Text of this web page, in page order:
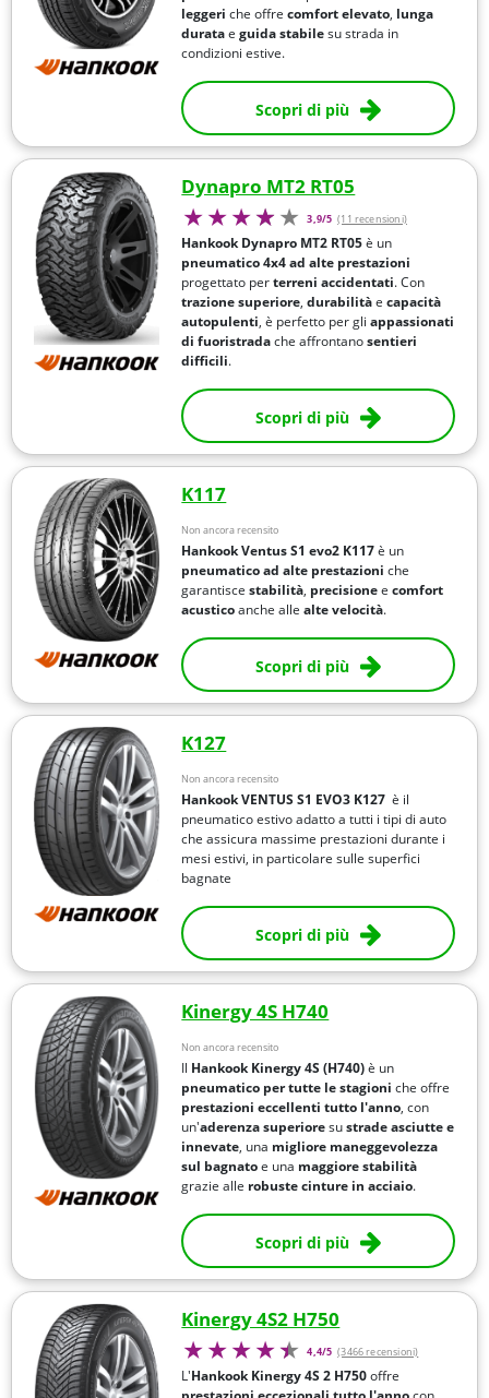
leggeri che offrecomfort elevato, lunga
durataeguida stabilesu strada in
condizioni estive.
Scopri di più
Dynapro MT2 RT05
3,9/5 (11 recensioni)
Hankook Dynapro MT2 RT05è un
pneumatico 4x4 ad alte prestazioni
progettato perterreni accidentati. Con
trazione superiore,durabilitàecapacità
autopulenti, è perfetto per gliappassionati
di fuoristradache affrontanosentieri
difficili.
Scopri di più
K117
Non ancora recensito
Hankook Ventus S1 evo2 K117è un
pneumatico ad alte prestazioni che
garantiscestabilità, precisioneecomfort
acusticoanche allealte velocità.
Scopri di più
K127
Non ancora recensito
Hankook VENTUS S1 EVO3 K127 è il
pneumatico estivo adatto a tutti i tipi di auto
che assicura massime prestazioni durante i
mesi estivi, in particolare sulle superfici
bagnate
Scopri di più
Kinergy 4S H740
Non ancora recensito
Il Hankook Kinergy 4S (H740)è un
pneumatico per tutte le stagioni che offre
prestazioni eccellenti tutto l'anno, con
un'aderenza superioresustrade asciutte e
innevate, una migliore maneggevolezza
sul bagnatoe una maggiore stabilità
grazie alle robuste cinture in acciaio.
Scopri di più
Kinergy 4S2 H750
4,4/5 (3466 recensioni)
L'Hankook Kinergy 4S 2 H750offre